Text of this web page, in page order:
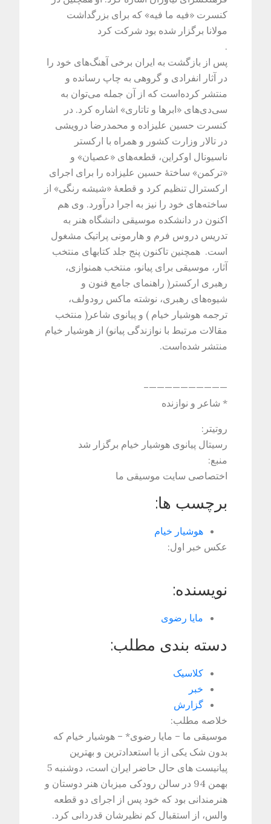
کنسرت «فیه ما فیه» که برای بزرگداشت
مولانا برگزار شده بود شرکت کرد
.
پس از بازگشت به ایران برخی آهنگ‌های خود را
در آثار انفرادی و گروهی به چاپ رسانده و
منتشر کرده‌است که از آن جمله می‌توان به
سی‌دی‌های «ابرها و تاتاری» اشاره کرد. در
کنسرت حسین علیزاده و محمدرضا درویشی
در تالار وزارت کشور و همراه با ارکستر
ناسیونال اوکراین، قطعه‌های «عصیان» و
«ترکمن» ساختۀ حسین علیزاده را برای اجرای
ارکسترال تنظیم کرد و قطعۀ «شیشه رنگی» از
ساخته‌های خود را نیز به اجرا درآورد. وی هم
اکنون در دانشکده موسیقی دانشگاه هنر به
تدریس دروس فرم و هارمونی پراتیک مشغول
است. همچنین تاکنون پنج جلد کتابهای منتخب
آثار، موسیقی برای پیانو، منتخب همنوازی،
رهبری ارکستر( راهنمای جامع فنون و
شیوه‌های رهبری، نوشته ماکس رودولف،
ترجمه هوشیار خیام ) و پیانوی شاعر( منتخب
مقالات مرتبط با نوازندگی پیانو) از هوشیار خیام
منتشر شده‌است.
——————————–
* شاعر و نوازنده
روتیتر:
رسیتال پیانوی هوشیار خیام برگزار شد
منبع:
اختصاصی سایت موسیقی ما
برچسب ها:
هوشیار خیام
عکس خبر اول:
نویسنده:
مایا رضوی
دسته بندی مطلب:
کلاسیک
خبر
گزارش
خلاصه مطلب:
موسیقی ما – مایا رضوی* – هوشیار خیام که
بدون شک یکی از با استعدادترین و بهترین
پیانیست های حال حاضر ایران است، دوشنبه 5
بهمن 94 در سالن رودکی میزبان هنر دوستان و
هنرمندانی بود که خود پس از اجرای دو قطعه
والس، از استقبال کم نظیرشان قدردانی کرد.